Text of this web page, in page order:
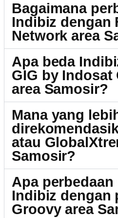
Bagaimana
Indibiz dengan
Network area
Apa beda
GIG by Indosat
area Samosir?
Mana yang
atau
Samosir?
Apa
Indibiz dengan
Groovy area